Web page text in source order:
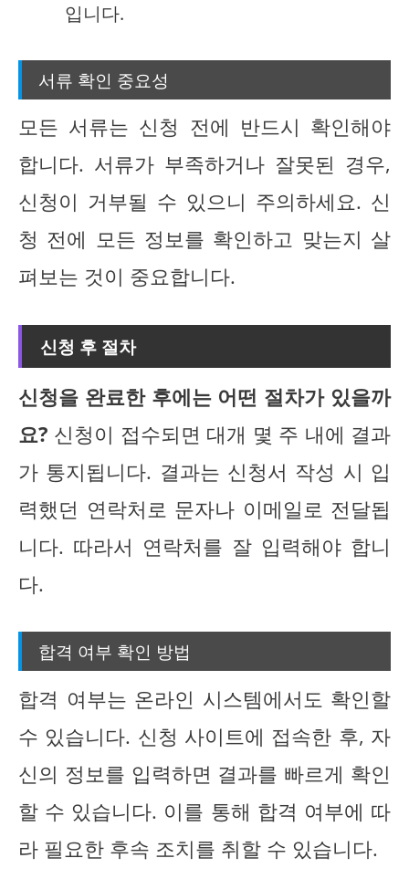
입니다.
서류 확인 중요성
모든 서류는 신청 전에 반드시 확인해야
합니다. 서류가 부족하거나 잘못된 경우,
신청이 거부될 수 있으니 주의하세요. 신
청 전에 모든 정보를 확인하고 맞는지 살
펴보는 것이 중요합니다.
신청 후 절차
신청을 완료한 후에는 어떤 절차가 있을까
요? 신청이 접수되면 대개 몇 주 내에 결과
가 통지됩니다. 결과는 신청서 작성 시 입
력했던 연락처로 문자나 이메일로 전달됩
니다. 따라서 연락처를 잘 입력해야 합니
다.
합격 여부 확인 방법
합격 여부는 온라인 시스템에서도 확인할
수 있습니다. 신청 사이트에 접속한 후, 자
신의 정보를 입력하면 결과를 빠르게 확인
할 수 있습니다. 이를 통해 합격 여부에 따
라 필요한 후속 조치를 취할 수 있습니다.